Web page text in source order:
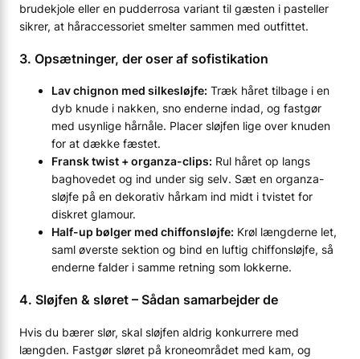
brudekjole eller en pudderrosa variant til gæsten i pasteller
sikrer, at håraccessoriet smelter sammen med outfittet.
3. Opsætninger, der oser af sofistikation
Lav chignon med silkesløjfe: Træk håret tilbage i en
dyb knude i nakken, sno enderne indad, og fastgør
med usynlige hårnåle. Placer sløjfen lige over knuden
for at dække fæstet.
Fransk twist + organza-clips: Rul håret op langs
baghovedet og ind under sig selv. Sæt en organza-
sløjfe på en dekorativ hårkam ind midt i tvistet for
diskret glamour.
Half-up bølger med chiffonsløjfe: Krøl længderne let,
saml øverste sektion og bind en luftig chiffonsløjfe, så
enderne falder i samme retning som lokkerne.
4. Sløjfen & sløret – Sådan samarbejder de
Hvis du bærer slør, skal sløjfen aldrig konkurrere med
længden. Fastgør sløret på kroneområdet med kam, og